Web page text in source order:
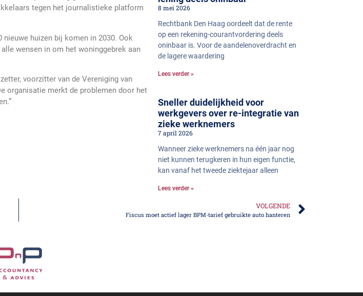
tegen het journalistieke platform
huizen bij komen in 2030. Ook
wensen in om het woninggebrek aan
voorzitter van de Vereniging van
organisatie merkt de problemen door het
8 mei 2026
Rechtbank Den Haag oordeelt dat de rente
op een rekening-courantvordering deels
oninbaar is. Voor de aandelenoverdracht en
de lagere waardering
Lees verder »
Sneller duidelijkheid voor
werkgevers over re-integratie van
zieke werknemers
7 april 2026
Wanneer zieke werknemers na één jaar nog
niet kunnen terugkeren in hun eigen functie,
kan vanaf het tweede ziektejaar alleen
Lees verder »
VOLGENDE
Fiscus moet actief lager BPM-tarief gebruikte auto hanteren